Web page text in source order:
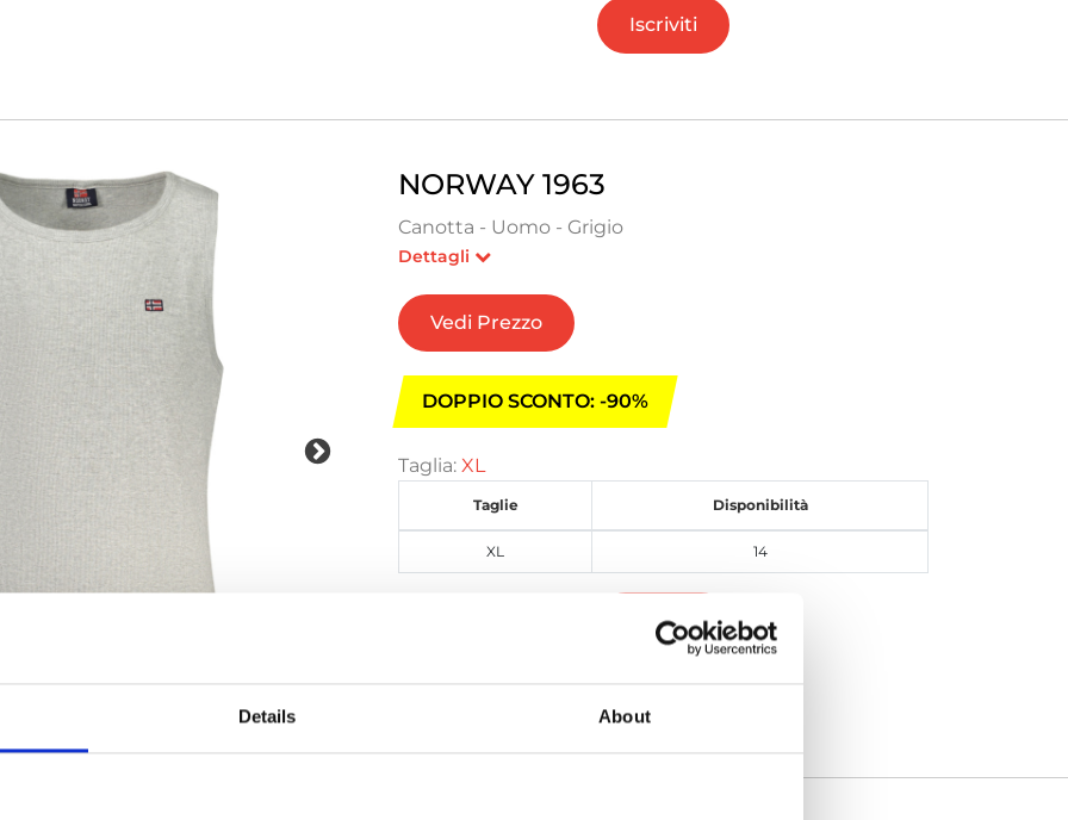
Details About
Iscriviti
NORWAY 1963
Canotta - Uomo - Grigio
Dettagli
Vedi Prezzo
DOPPIO SCONTO: -90%
Taglia: XL
Taglie Disponibilità
XL 14
Iscriviti